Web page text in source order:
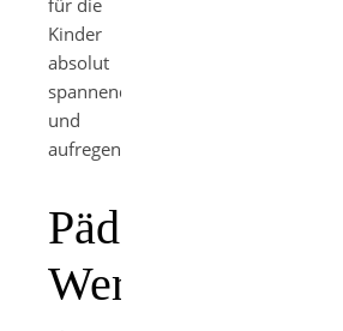
für die
Kinder
absolut
spannend
und
aufregend.
Pädagogischer
Wert